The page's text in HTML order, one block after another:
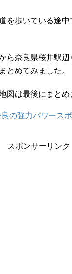
を歩いている途中
ら奈良県桜井駅辺
とめてみました。
図は最後にまとめ
の強力パワース
スポンサーリンク